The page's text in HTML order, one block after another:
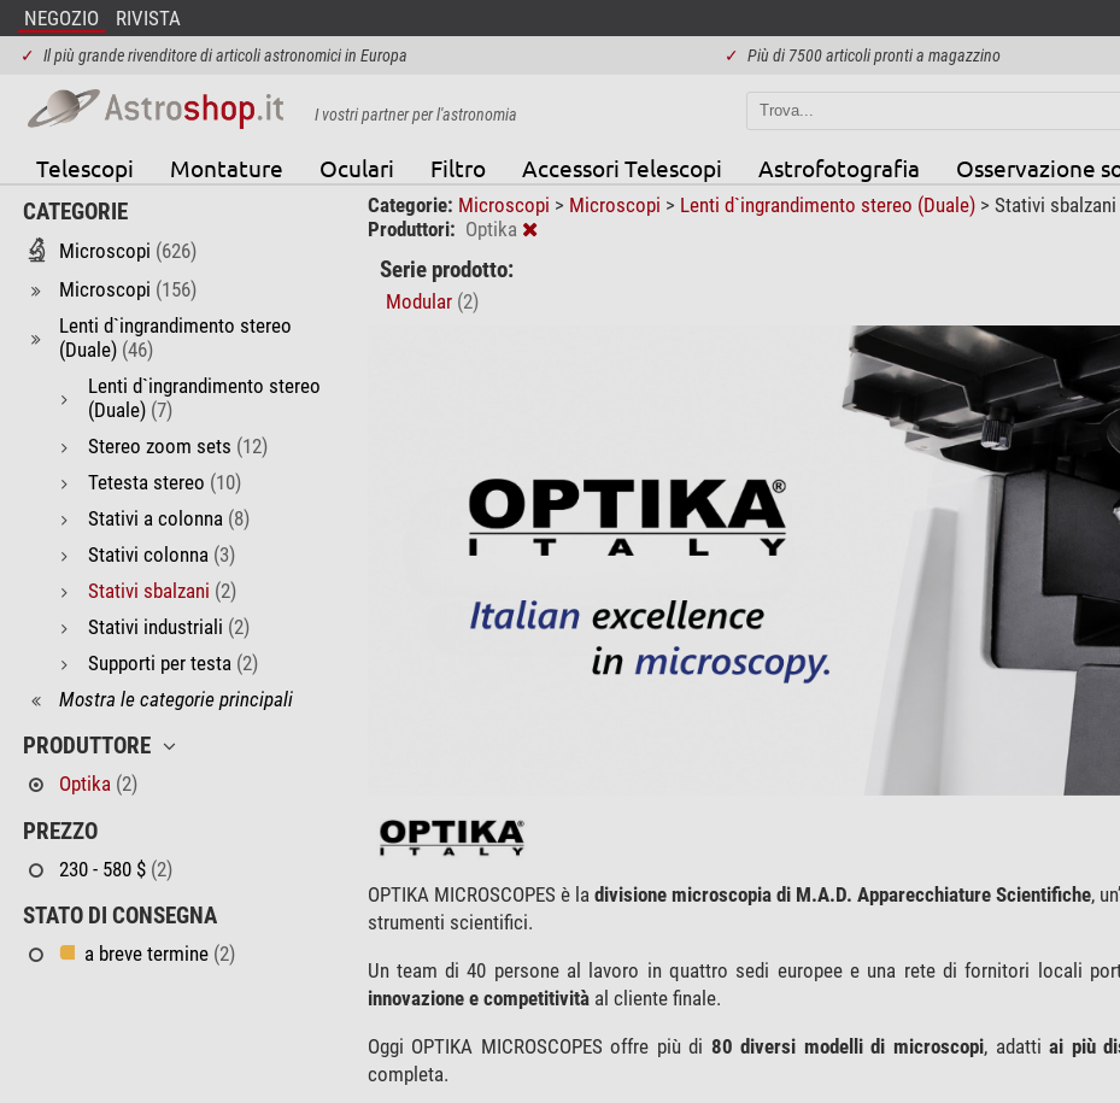
NEGOZIO RIVISTA
✓ Il più grande rivenditore di articoli astronomici in Europa ✓ Più di 7500 articoli pronti a magazzino
I vostri partner per l'astronomia
Telescopi Montature Oculari Filtro Accessori Telescopi Astrofotografia Osservazione
CATEGORIE
Microscopi (626)
Microscopi (156)
Lenti d`ingrandimento stereo
(Duale) (46)
Lenti d`ingrandimento stereo
(Duale) (7)
Stereo zoom sets (12)
Tetesta stereo (10)
Stativi a colonna (8)
Stativi colonna (3)
Stativi sbalzani (2)
Stativi industriali (2)
Supporti per testa (2)
Mostra le categorie principali
PRODUTTORE
Optika (2)
PREZZO
230 - 580 $ (2)
STATO DI CONSEGNA
a breve termine (2)
Categorie: Microscopi > Microscopi > Lenti d`ingrandimento stereo (Duale) > Stativi sbalzani
Produttori: Optika
Serie prodotto:
Modular (2)
OPTIKA MICROSCOPES è la divisione microscopia di M.A.D. Apparecchiature Scientifiche,
strumenti scientifici.
Un team di 40 persone al lavoro in quattro sedi europee e una rete di fornitori locali
innovazione e competitivitàal cliente finale.
Oggi OPTIKA MICROSCOPES offre più di 80 diversi modelli di microscopi, adattiai più
completa.